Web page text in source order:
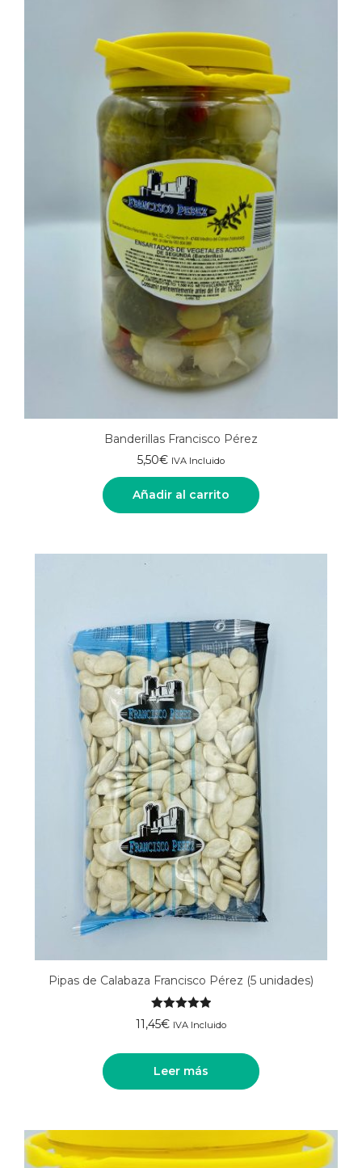
Banderillas Francisco Pérez
5,50€ IVA Incluido
Añadir al carrito
Pipas de Calabaza Francisco Pérez (5 unidades)
Valorado
5
11,45€ IVA Incluido
Leer más